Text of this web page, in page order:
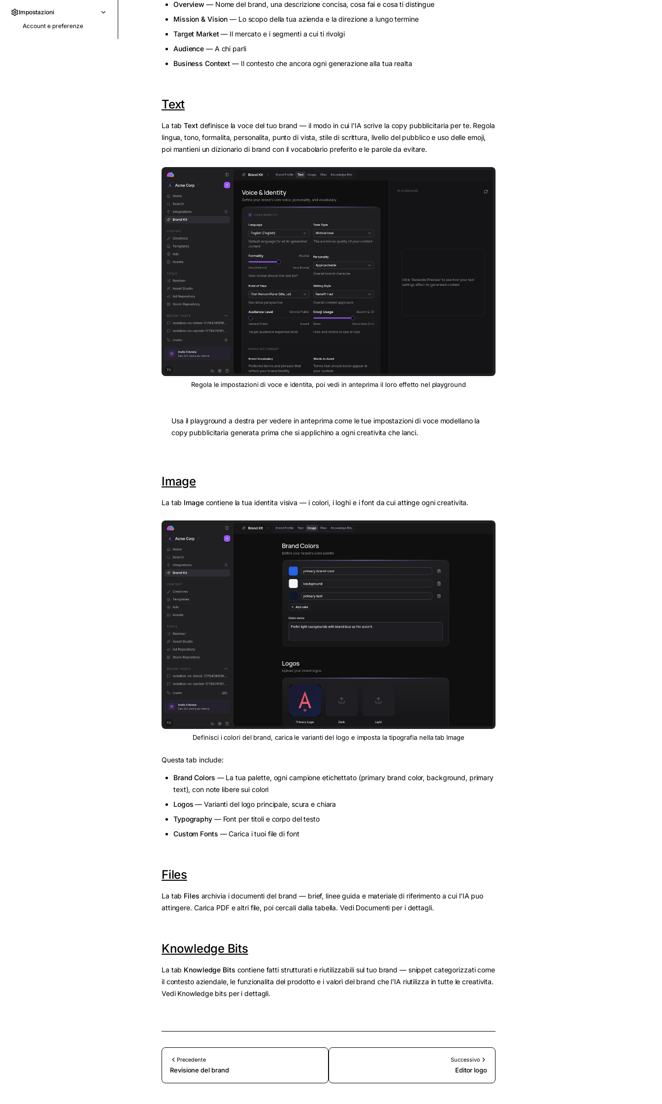
Impostazioni
Account e preferenze
Overview — Nome del brand, una descrizione concisa, cosa fai e cosa ti distingue
Mission & Vision — Lo scopo della tua azienda e la direzione a lungo termine
Target Market— Il mercato e i segmenti a cui ti rivolgi
Audience — A chi parli
Business Context — Il contesto che ancora ogni generazione alla tua realta
Text
La tabTextdefinisce la voce del tuo brand — il modo in cui l'IA scrive la copy pubblicitaria per te. Regola
lingua, tono, formalita, personalita, punto di vista, stile di scrittura, livello del pubblico e uso delle emoji,
poi mantieni un dizionario di brand con il vocabolario preferito e le parole da evitare.
Regola le impostazioni di voce e identita, poi vedi in anteprima il loro effetto nel playground
Usa il playground a destra per vedere in anteprima come le tue impostazioni di voce modellano la
copy pubblicitaria generata prima che si applichino a ogni creativita che lanci.
Image
La tab Imagecontiene la tua identita visiva — i colori, i loghi e i font da cui attinge ogni creativita.
Definisci i colori del brand, carica le varianti del logo e imposta la tipografia nella tab Image
Questa tab include:
Brand Colors — La tua palette, ogni campione etichettato (primary brand color, background, primary
text), con note libere sui colori
Logos — Varianti del logo principale, scura e chiara
Typography— Font per titoli e corpo del testo
Custom Fonts — Carica i tuoi file di font
Files
La tab Files archivia i documenti del brand — brief, linee guida e materiale di riferimento a cui l'IA puo
attingere. Carica PDF e altri file, poi cercali dalla tabella. Vedi Documenti per i dettagli.
Knowledge Bits
La tab Knowledge Bits contiene fatti strutturati e riutilizzabili sul tuo brand — snippet categorizzati come
il contesto aziendale, le funzionalita del prodotto e i valori del brand che l'IA riutilizza in tutte le creativita.
Vedi Knowledge bits per i dettagli.
Precedente
Revisione del brand
Successivo
Editor logo